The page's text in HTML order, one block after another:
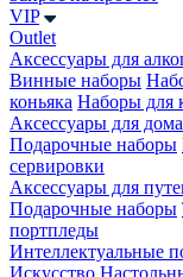
VIP
Outlet
Аксессуары для
Винные наборы
коньяка Наборы для
Аксессуары для дома
Подарочные наборы
сервировки
Аксессуары для
Подарочные наборы
портпледы
Интеллектуальные
Искусство